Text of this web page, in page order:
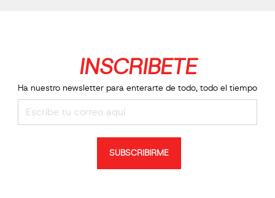
INSCRIBETE
Ha nuestro newsletter para enterarte de todo, todo el tiempo
SUBSCRIBIRME